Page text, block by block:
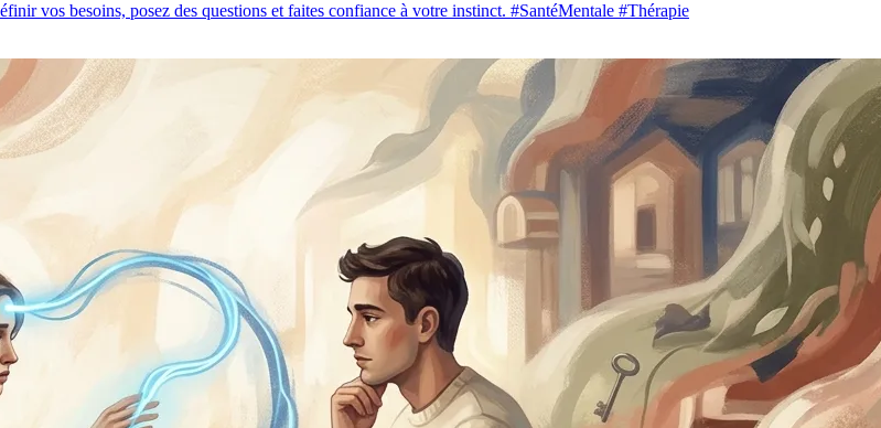
vos besoins, posez des questions et faites confiance à votre instinct. #SantéMentale #Thérapie